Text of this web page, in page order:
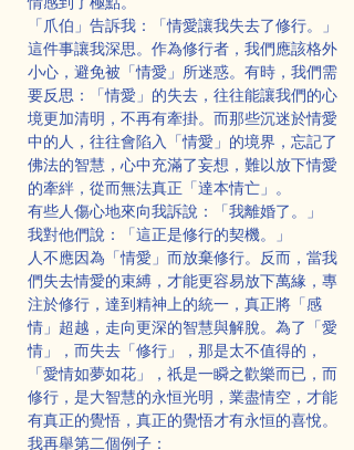
「爪伯」告訴我：「情愛讓我失去了修行。」
這件事讓我深思。作為修行者，我們應該格外
小心，避免被「情愛」所迷惑。有時，我們需
要反思：「情愛」的失去，往往能讓我們的心
境更加清明，不再有牽掛。而那些沉迷於情愛
中的人，往往會陷入「情愛」的境界，忘記了
佛法的智慧，心中充滿了妄想，難以放下情愛
的牽絆，從而無法真正「達本情亡」。
有些人傷心地來向我訴說：「我離婚了。」
我對他們說：「這正是修行的契機。」
人不應因為「情愛」而放棄修行。反而，當我
們失去情愛的束縛，才能更容易放下萬緣，專
注於修行，達到精神上的統一，真正將「感
情」超越，走向更深的智慧與解脫。為了「愛
情」，而失去「修行」，那是太不值得的，
「愛情如夢如花」，祇是一瞬之歡樂而已，而
修行，是大智慧的永恒光明，業盡情空，才能
有真正的覺悟，真正的覺悟才有永恒的喜悅。
我再舉第二個例子：